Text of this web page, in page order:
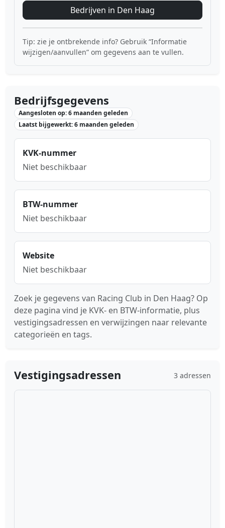
Bedrijven in Den Haag
Tip: zie je ontbrekende info? Gebruik “Informatie
wijzigen/aanvullen” om gegevens aan te vullen.
Bedrijfsgegevens
Aangesloten op: 6 maanden geleden
Laatst bijgewerkt: 6 maanden geleden
KVK-nummer
Niet beschikbaar
BTW-nummer
Niet beschikbaar
Website
Niet beschikbaar
Zoek je gegevens van Racing Club in Den Haag? Op
deze pagina vind je KVK- en BTW-informatie, plus
vestigingsadressen en verwijzingen naar relevante
categorieën en tags.
Vestigingsadressen 3 adressen